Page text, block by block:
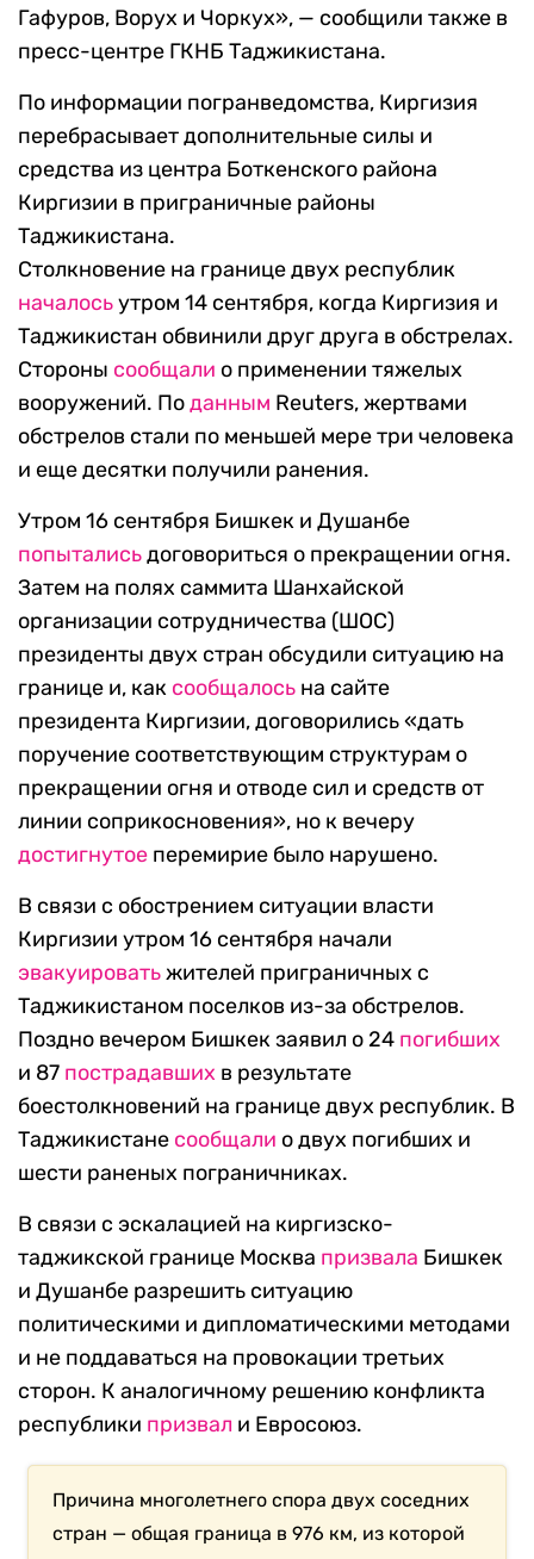
Гафуров, Ворух и Чоркух», — сообщили также в
пресс-центре ГКНБ Таджикистана.
По информации погранведомства, Киргизия
перебрасывает дополнительные силы и
средства из центра Боткенского района
Киргизии в приграничные районы
Таджикистана.
Столкновение на границе двух республик
началосьутром 14 сентября, когда Киргизия и
Таджикистан обвинили друг друга в обстрелах.
Стороны сообщали о применении тяжелых
вооружений. Поданным Reuters, жертвами
обстрелов стали по меньшей мере три человека
и еще десятки получили ранения.
Утром 16 сентября Бишкек и Душанбе
попыталисьдоговориться о прекращении огня.
Затем на полях саммита Шанхайской
организации сотрудничества (ШОС)
президенты двух стран обсудили ситуацию на
границе и, как сообщалось на сайте
президента Киргизии, договорились «дать
поручение соответствующим структурам о
прекращении огня и отводе сил и средств от
линии соприкосновения», но к вечеру
достигнутое перемирие было нарушено.
В связи с обострением ситуации власти
Киргизии утром 16 сентября начали
эвакуироватьжителей приграничных с
Таджикистаном поселков из-за обстрелов.
Поздно вечером Бишкек заявил о 24 погибших
и 87 пострадавших в результате
боестолкновений на границе двух республик. В
Таджикистане сообщали о двух погибших и
шести раненых пограничниках.
В связи с эскалацией на киргизско-
таджикской границе Москва призвала Бишкек
и Душанбе разрешить ситуацию
политическими и дипломатическими методами
и не поддаваться на провокации третьих
сторон. К аналогичному решению конфликта
республики призвал и Евросоюз.
Причина многолетнего спора двух соседних
стран — общая граница в 976 км, из которой